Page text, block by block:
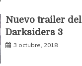
m
Nuevo trailer del
Darksiders 3
3 octubre, 2018